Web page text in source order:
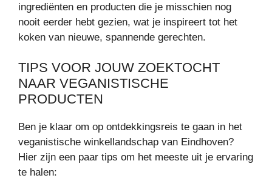
ingrediënten en producten die je misschien nog
nooit eerder hebt gezien, wat je inspireert tot het
koken van nieuwe, spannende gerechten.
TIPS VOOR JOUW ZOEKTOCHT
NAAR VEGANISTISCHE
PRODUCTEN
Ben je klaar om op ontdekkingsreis te gaan in het
veganistische winkellandschap van Eindhoven?
Hier zijn een paar tips om het meeste uit je ervaring
te halen: